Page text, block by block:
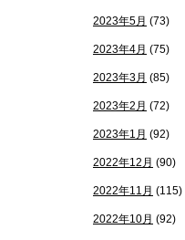
2023年5月 (73)
2023年4月 (75)
2023年3月 (85)
2023年2月 (72)
2023年1月 (92)
2022年12月 (90)
2022年11月 (115)
2022年10月 (92)